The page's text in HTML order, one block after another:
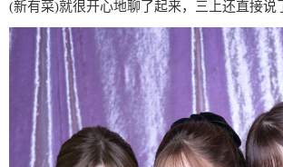
(新有菜)就很开心地聊了起来，三上还直接说